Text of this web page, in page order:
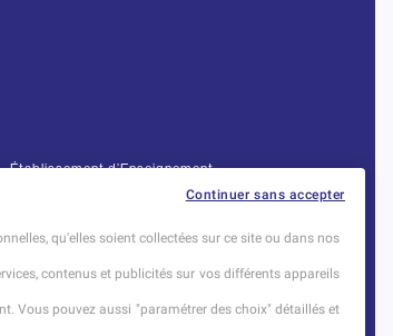
Établissement d’Enseignement
Supérieur Technique PrivéContinuer sans accepter
qu'elles soient collectées sur ce site ou dans nos
contenus et publicités sur vos différents appareils
Vous pouvez aussi "paramétrer des choix" détaillés et